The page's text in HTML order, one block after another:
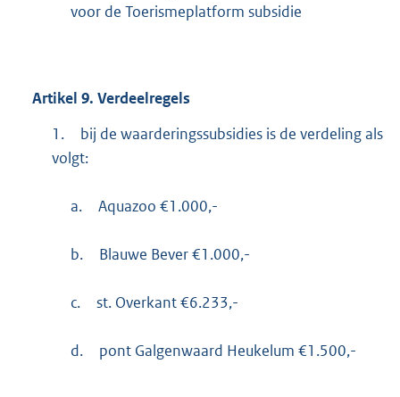
voor de Toerismeplatform subsidie
Artikel 9. Verdeelregels
1.
bij de waarderingssubsidies is de verdeling als
volgt:
a. Aquazoo €1.000,-
b. Blauwe Bever €1.000,-
c. st. Overkant €6.233,-
d. pont Galgenwaard Heukelum €1.500,-